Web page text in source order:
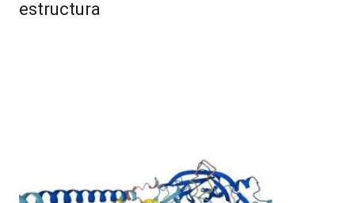
estructura